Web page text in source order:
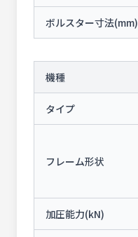
ボルスター寸法(mm)
機種
タイプ
フレーム形状
加圧能力(kN)